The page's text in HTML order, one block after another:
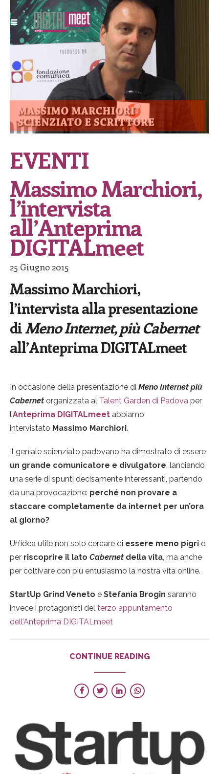
EVENTI
Massimo Marchiori,
l’intervista
all’Anteprima
DIGITALmeet
25 Giugno 2015
Massimo Marchiori,
l’intervista alla presentazione
diMeno Internet, più Cabernet
all’Anteprima DIGITALmeet
In occasione della presentazione di Meno Internet più
Cabernet organizzata al Talent Garden di Padova per
l’Anteprima DIGITALmeet abbiamo
intervistato Massimo Marchiori.
Il geniale scienziato padovano ha dimostrato di essere
un grande comunicatore e divulgatore, lanciando
una serie di spunti decisamente interessanti, partendo
da una provocazione: perché non provare a
staccare completamente da internet per un’ora
al giorno?
Un’idea utile non solo cercare di essere meno pigri e
per riscoprire il lato Cabernet della vita, ma anche
per coltivare con più entusiasmo la nostra vita online.
StartUp Grind Veneto e Stefania Brogin saranno
invece i protagonisti del terzo appuntamento
dell’Anteprima DIGITALmeet
CONTINUE READING